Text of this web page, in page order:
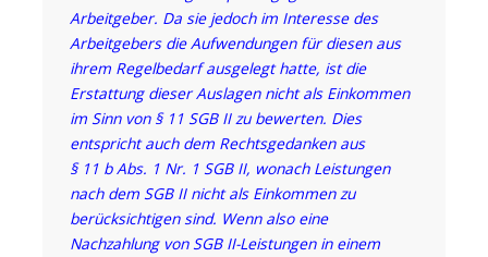
Arbeitgeber. Da sie jedoch im Interesse des
Arbeitgebers die Aufwendungen für diesen aus
ihrem Regelbedarf ausgelegt hatte, ist die
Erstattung dieser Auslagen nicht als Einkommen
im Sinn von § 11 SGB II zu bewerten. Dies
entspricht auch dem Rechtsgedanken aus
§ 11 b Abs. 1 Nr. 1 SGB II, wonach Leistungen
nach dem SGB II nicht als Einkommen zu
berücksichtigen sind. Wenn also eine
Nachzahlung von SGB II-Leistungen in einem